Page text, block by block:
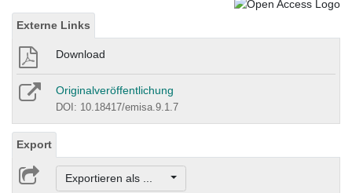
Externe Links
Download
Originalveröffentlichung
DOI: 10.18417/emisa.9.1.7
Export
Exportieren als ...